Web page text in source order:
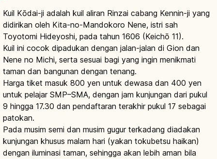
Kuil Kōdai-ji adalah kuil aliran Rinzai cabang Kennin-ji yang
didirikan oleh Kita-no-Mandokoro Nene, istri sah
Toyotomi Hideyoshi, pada tahun 1606 (Keichō 11).
Kuil ini cocok dipadukan dengan jalan-jalan di Gion dan
Nene no Michi, serta sesuai bagi yang ingin menikmati
taman dan bangunan dengan tenang.
Harga tiket masuk 800 yen untuk dewasa dan 400 yen
untuk pelajar SMP–SMA, dengan jam kunjungan dari pukul
9 hingga 17.30 dan pendaftaran terakhir pukul 17 sebagai
patokan.
Pada musim semi dan musim gugur terkadang diadakan
kunjungan khusus malam hari (yakan tokubetsu haikan)
dengan iluminasi taman, sehingga akan lebih aman bila